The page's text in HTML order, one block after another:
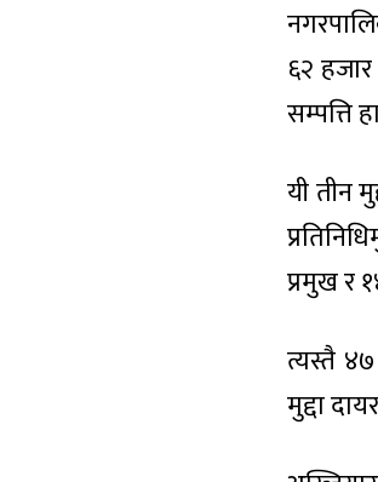
६२
सम्पत्ति
यी तीन
प्रमुख र
त्यस्तै
मुद्दा